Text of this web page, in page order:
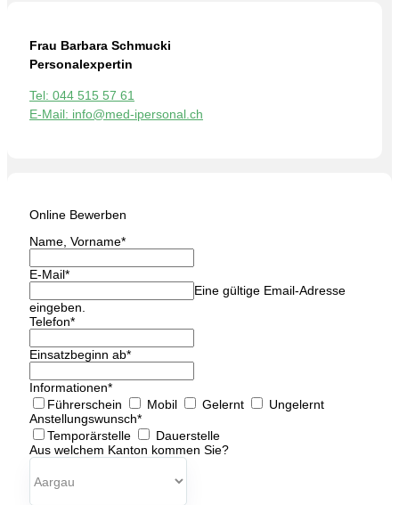
Frau Barbara Schmucki
Personalexpertin
Tel: 044 515 57 61
E-Mail: info@med-ipersonal.ch
Online Bewerben
Name, Vorname*
E-Mail*
Eine gültige Email-Adresse
eingeben.
Telefon*
Einsatzbeginn ab*
Informationen*
Führerschein
Mobil Gelernt
Ungelernt
Anstellungswunsch*
Temporärstelle
Dauerstelle
Aus welchem Kanton kommen Sie?